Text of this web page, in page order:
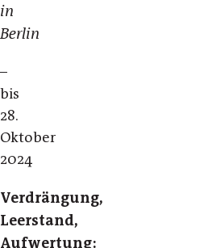
in
Berlin
–
bis
28.
Oktober
2024
Verdrängung,
Leerstand,
Aufwertung: